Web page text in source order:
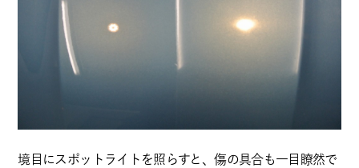
境目にスポットライトを照らすと、傷の具合も一目瞭然で